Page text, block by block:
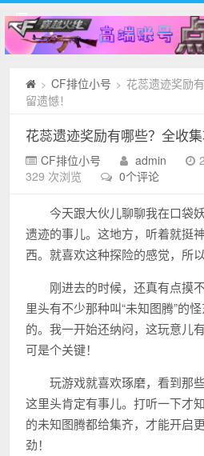
> CF排位小号 > 花蕊遗迹奖励
留遗憾！
花蕊遗迹奖励有哪些？全收集
CF排位小号 admin
329 次浏览
0个评论
今天跟大伙儿聊聊我在口袋
遗迹的事儿。这地方，听着就挺
西。就喜欢这种探险的感觉，所
刚进去的时候，还真有点摸
里头有不少那种叫“未知图腾”的
的。我一开始还纳闷，这玩意儿
可是个关键！
玩游戏就喜欢琢磨，看到那
这里头肯定有事儿。打听一下才
的未知图腾都给集齐，才能开启
劲！